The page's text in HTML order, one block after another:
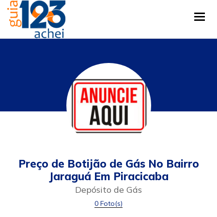
Preço de Botijão de Gás No Bairro
Jaraguá Em Piracicaba
Depósito de Gás
0 Foto(s)